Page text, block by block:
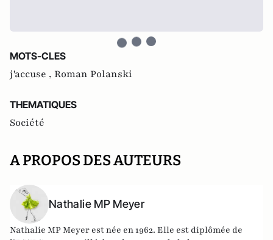
MOTS-CLES
j'accuse , Roman Polanski
THEMATIQUES
Société
A PROPOS DES AUTEURS
Nathalie MP Meyer
Nathalie MP Meyer est née en 1962. Elle est diplômée de